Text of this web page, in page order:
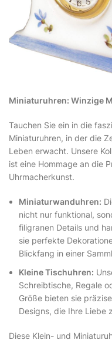
Miniaturuhren: Winzige
Tauchen Sie ein in die
Miniaturuhren, in der die
Leben erwacht. Unsere
ist eine Hommage an die
Uhrmacherkunst.
Miniaturwanduhren:
nicht nur funktional,
filigranen Details und
sie perfekte
Blickfang in einer
Kleine Tischuhren:
Schreibtische, Regale
Größe bieten sie
Designs, die Ihre Liebe
Diese Klein- und